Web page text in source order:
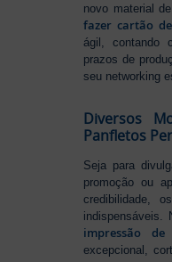
novo material
fazer cartão
ágil, contando
prazos de
seu networking
Diversos
Panfletos
Seja para
promoção ou
credibilidade,
indispensáveis.
impressão de
excepcional,